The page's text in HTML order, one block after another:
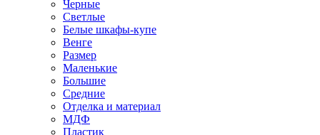
Черные
Светлые
Белые шкафы-купе
Венге
Размер
Маленькие
Большие
Средние
Отделка и материал
МДФ
Пластик